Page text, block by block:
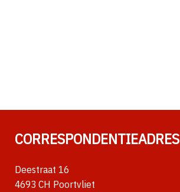
CORRESPONDENTIEADRES
Deestraat 16
4693 CH Poortvliet